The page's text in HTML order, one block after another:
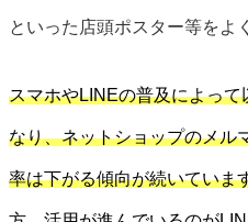
といった店頭ポスター等をよ
スマホやLINEの普及によっ
なり、ネットショップのメル
率は下がる傾向が続いていま